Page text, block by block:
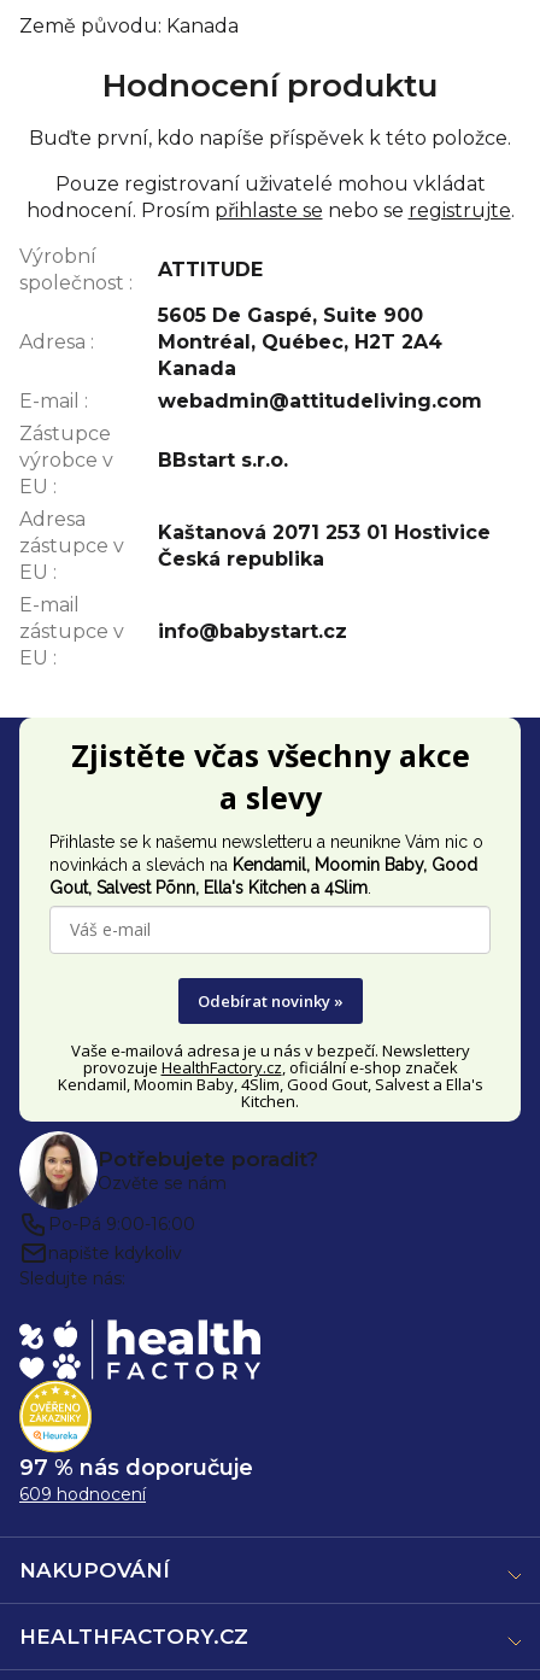
Země původu: Kanada
Hodnocení produktu
Buďte první, kdo napíše příspěvek k této položce.
Pouze registrovaní uživatelé mohou vkládat
hodnocení. Prosím přihlaste se nebo se registrujte.
Výrobní
společnost :
ATTITUDE
Adresa :
5605 De Gaspé, Suite 900
Montréal, Québec, H2T 2A4
Kanada
E-mail :
webadmin@attitudeliving.com
Zástupce
výrobce v
EU :
BBstart s.r.o.
Adresa
zástupce v
EU :
Kaštanová 2071 253 01 Hostivice
Česká republika
E-mail
zástupce v
EU :
info@babystart.cz
Z
Zjistěte včas všechny akce
a slevy
Přihlaste se k našemu newsletteru a neunikne Vám nic o
novinkách a slevách na Kendamil, Moomin Baby, Good
Gout, Salvest Põnn, Ella's Kitchen a 4Slim.
Odebírat novinky »
Vaše e-mailová adresa je u nás v bezpečí. Newslettery
provozuje HealthFactory.cz, oficiálníe-shop značek
Kendamil, Moomin Baby, 4Slim, Good Gout, Salvest a Ella's
Kitchen.
Potřebujete poradit?
Ozvěte se nám
Po-Pá 9:00-16:00
napište kdykoliv
Sledujte nás:
97 % nás doporučuje
609 hodnocení
NAKUPOVÁNÍ
HEALTHFACTORY.CZ